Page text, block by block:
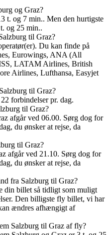
og Graz?
t. og 7 min.. Men den hurtigste
og 25 min..
til Graz?
Du kan finde på
Eurowings, ANA (All
LATAM Airlines, British
Airlines, Lufthansa, Easyjet
til Graz?
forbindelser pr. dag.
til Graz?
afgår ved 06.00. Sørg dog for
du ønsker at rejse, da
til Graz?
afgår ved 21.10. Sørg dog for
du ønsker at rejse, da
fra Salzburg til Graz?
din billet så tidligt som muligt
Den billigste fly billet, vi har
ændres afhængigt af
Salzburg til Graz af fly?